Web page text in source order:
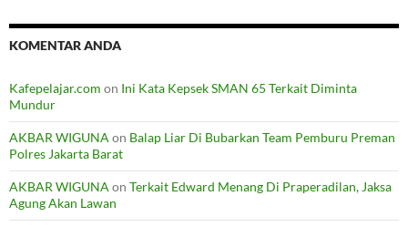
KOMENTAR ANDA
Kafepelajar.com on Ini Kata Kepsek SMAN 65 Terkait Diminta
Mundur
AKBAR WIGUNAon Balap Liar Di Bubarkan Team Pemburu Preman
Polres Jakarta Barat
AKBAR WIGUNAon Terkait Edward Menang Di Praperadilan, Jaksa
Agung Akan Lawan